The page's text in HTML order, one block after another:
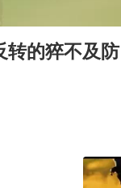
转的猝不及防